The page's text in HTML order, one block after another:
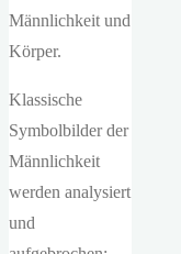
Männlichkeit und
Körper.
Klassische
Symbolbilder der
Männlichkeit
werden analysiert
und